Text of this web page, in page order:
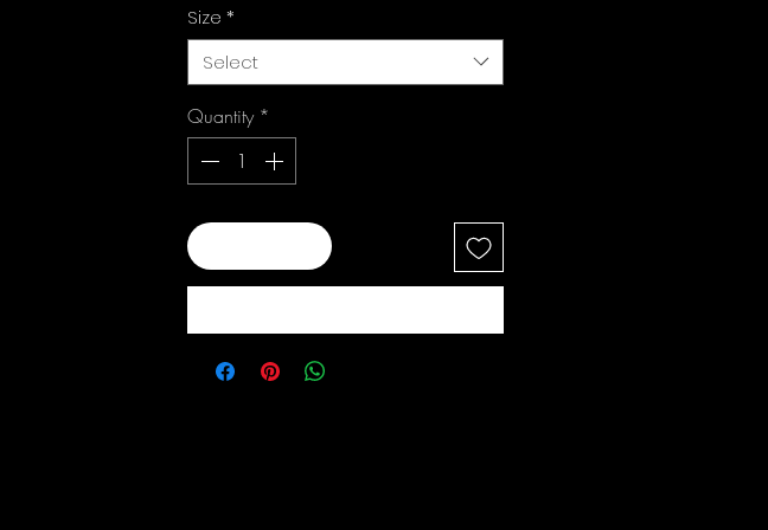
Size *
Select
Quantity *